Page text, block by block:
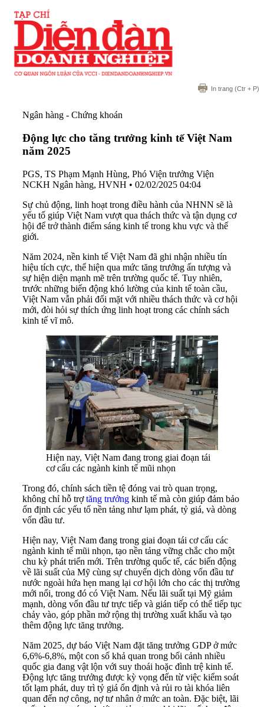
In trang (Ctr + P)
Ngân hàng - Chứng khoán
Động lực cho tăng trưởng kinh tế Việt Nam
năm 2025
PGS, TS Phạm Mạnh Hùng, Phó Viện trưởng Viện
NCKH Ngân hàng, HVNH • 02/02/2025 04:04
Sự chủ động, linh hoạt trong điều hành của NHNN sẽ là
yếu tố giúp Việt Nam vượt qua thách thức và tận dụng cơ
hội để trở thành điểm sáng kinh tế trong khu vực và thế
giới.
Năm 2024, nền kinh tế Việt Nam đã ghi nhận nhiều tín
hiệu tích cực, thể hiện qua mức tăng trưởng ấn tượng và
sự hiện diện mạnh mẽ trên trường quốc tế. Tuy nhiên,
trước những biến động khó lường của kinh tế toàn cầu,
Việt Nam vẫn phải đối mặt với nhiều thách thức và cơ hội
mới, đòi hỏi sự thích ứng linh hoạt trong các chính sách
kinh tế vĩ mô.
Hiện nay, Việt Nam đang trong giai đoạn tái
cơ cấu các ngành kinh tế mũi nhọn
Trong đó, chính sách tiền tệ đóng vai trò quan trọng,
không chỉ hỗ trợtăng trưởng kinh tế mà còn giúp đảm bảo
ổn định các yếu tố nền tảng như lạm phát, tỷ giá, và dòng
vốn đầu tư.
Hiện nay, Việt Nam đang trong giai đoạn tái cơ cấu các
ngành kinh tế mũi nhọn, tạo nền tảng vững chắc cho một
chu kỳ phát triển mới. Trên trường quốc tế, các biến động
về lãi suất của Mỹ cùng sự chuyển dịch dòng vốn đầu tư
nước ngoài hứa hẹn mang lại cơ hội lớn cho các thị trường
mới nổi, trong đó có Việt Nam. Nếu lãi suất tại Mỹ giảm
mạnh, dòng vốn đầu tư trực tiếp và gián tiếp có thể tiếp tục
chảy vào, góp phần mở rộng thị trường xuất khẩu và tạo
thêm động lực tăng trưởng.
Năm 2025, dự báo Việt Nam đặt tăng trưởng GDP ở mức
6,6%-6,8%, một con số khả quan trong bối cảnh nhiều
quốc gia đang vật lộn với suy thoái hoặc đình trệ kinh tế.
Động lực tăng trưởng được kỳ vọng đến từ việc kiểm soát
tốt lạm phát, duy trì tỷ giá ổn định và rủi ro tài khóa liên
quan đến nợ công, nợ tư nhân ở mức an toàn. Đặc biệt, lãi